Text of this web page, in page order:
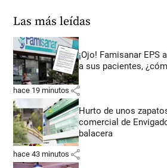
Las más leídas
¡Ojo! Famisanar EPS
a sus pacientes,
hace 19 minutos share
Hurto de unos
comercial de
balacera
hace 43 minutos share